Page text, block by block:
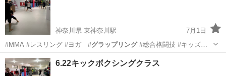
神奈川県 東神奈川駅
7月1日
#MMA #レスリング #ヨガ #グラップリング#総合格闘技 #キッズレ
スリン…
神奈川 横浜市 東神奈川駅 空手/他格闘技
6.22キックボクシングクラス